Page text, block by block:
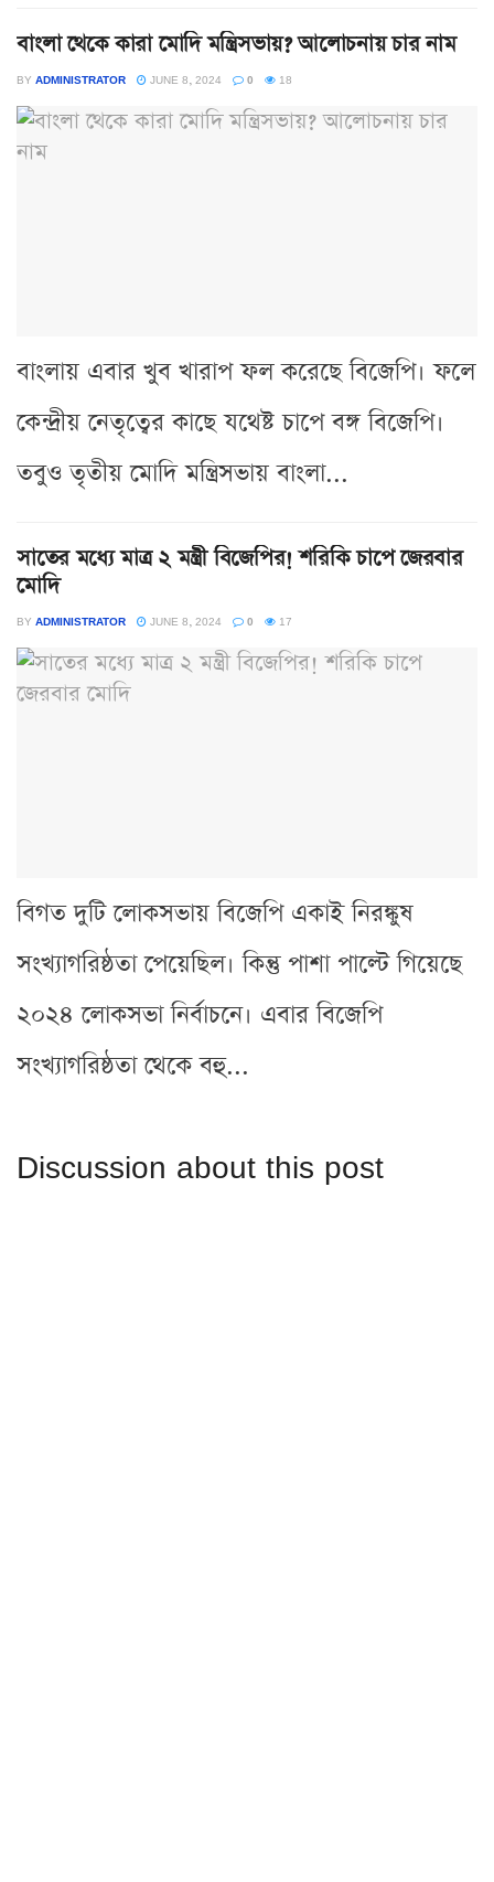
বাংলা থেকে কারা মোদি মন্ত্রিসভায়? আলোচনায় চার নাম
BY ADMINISTRATOR JUNE 8, 2024 0 18
বাংলায় এবার খুব খারাপ ফল করেছে বিজেপি। ফলে
কেন্দ্রীয় নেতৃত্বের কাছে যথেষ্ট চাপে বঙ্গ বিজেপি।
তবুও তৃতীয় মোদি মন্ত্রিসভায় বাংলা...
সাতের মধ্যে মাত্র ২ মন্ত্রী বিজেপির! শরিকি চাপে জেরবার
মোদি
BY ADMINISTRATOR JUNE 8, 2024 0 17
বিগত দুটি লোকসভায় বিজেপি একাই নিরঙ্কুষ
সংখ্যাগরিষ্ঠতা পেয়েছিল। কিন্তু পাশা পাল্টে গিয়েছে
২০২৪ লোকসভা নির্বাচনে। এবার বিজেপি
সংখ্যাগরিষ্ঠতা থেকে বহু...
Discussion about this post